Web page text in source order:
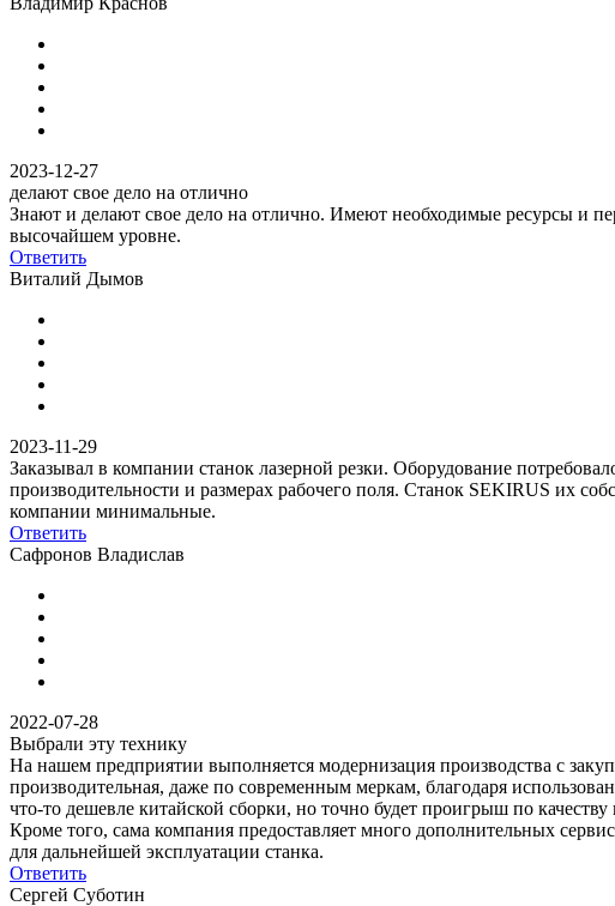
2023-12-27
делают свое дело на отлично
Знают и делают свое дело на отлично. Имеют необходимые ресурсы и
высочайшем уровне.
Ответить
Виталий Дымов
2023-11-29
Заказывал в компании станок лазерной резки. Оборудование
производительности и размерах рабочего поля. Станок SEKIRUS их
компании минимальные.
Ответить
Сафронов Владислав
2022-07-28
Выбрали эту технику
На нашем предприятии выполняется модернизация производства с
производительная, даже по современным меркам, благодаря
что-то дешевле китайской сборки, но точно будет проигрыш по
Кроме того, сама компания предоставляет много дополнительных
для дальнейшей эксплуатации станка.
Ответить
Сергей Суботин